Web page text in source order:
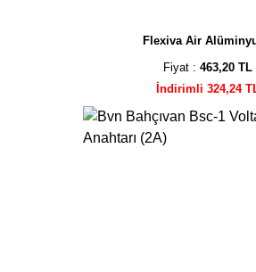
Flexiva Air
Fiyat :463,20 TL
İndirimli 324,24